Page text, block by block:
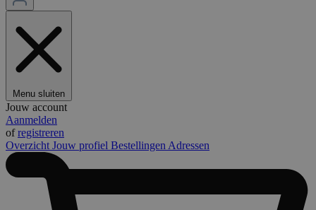
Menu sluiten
Jouw account
Aanmelden
ofregistreren
Overzicht Jouw profiel Bestellingen Adressen